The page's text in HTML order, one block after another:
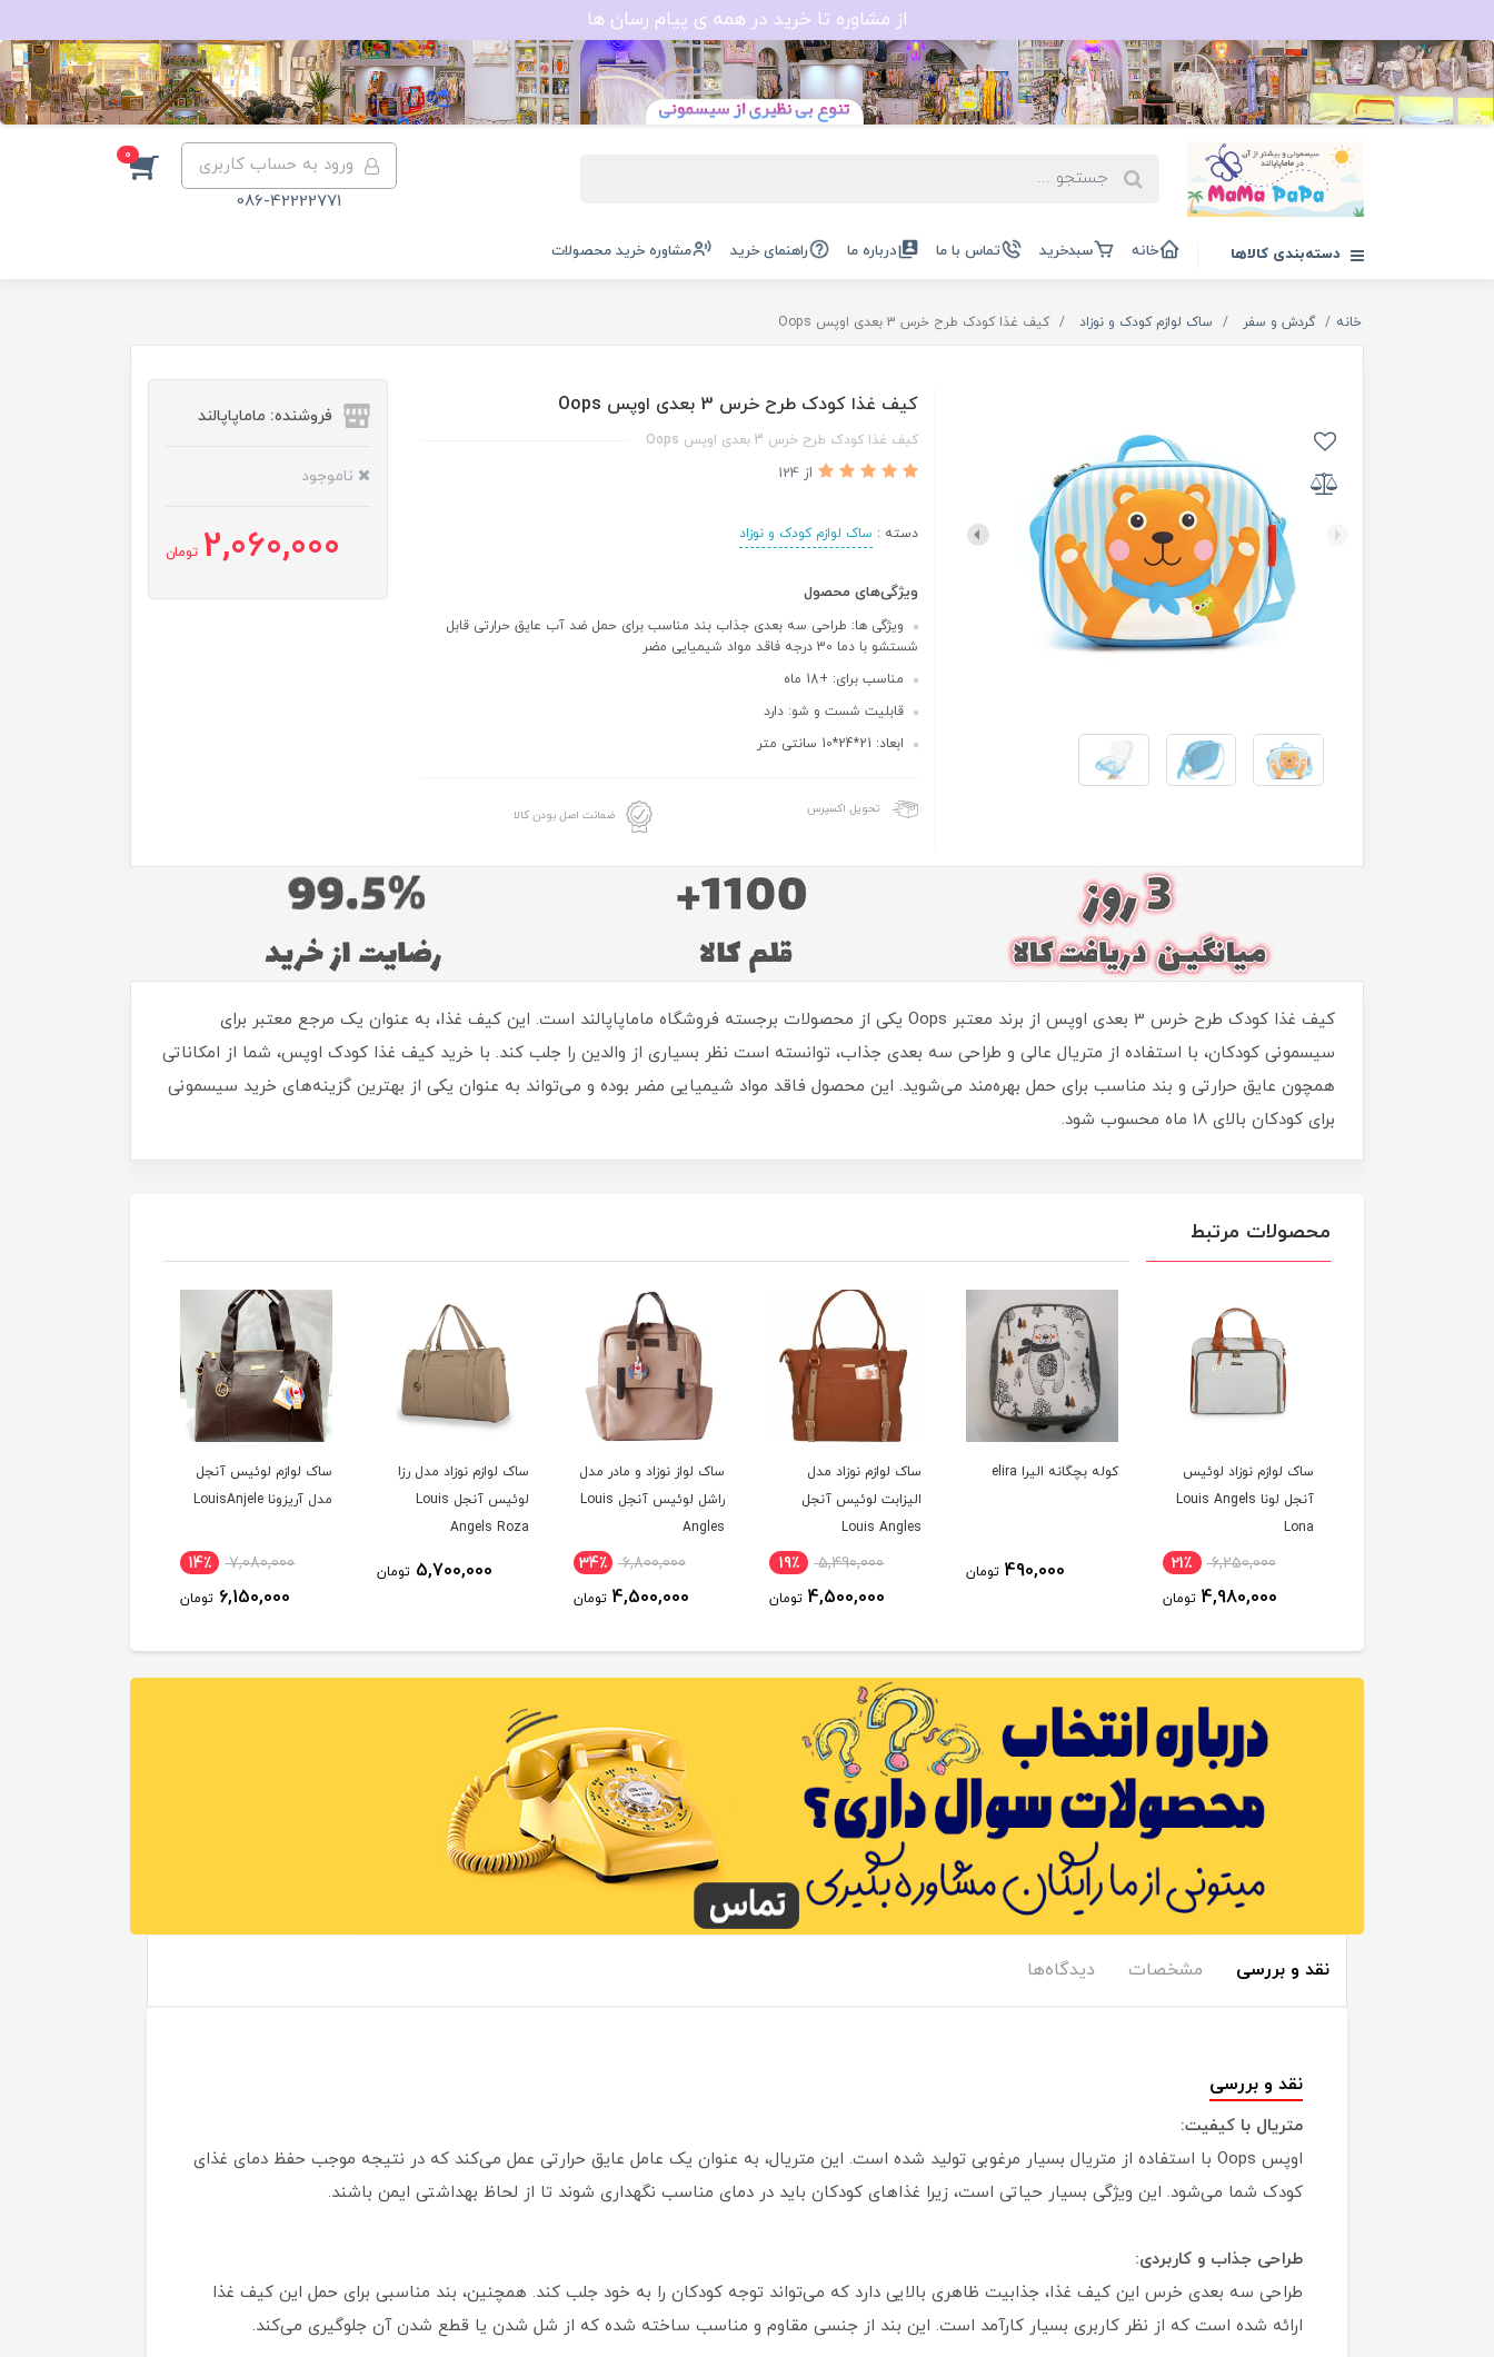
از مشاوره تا خرید در همه ی پیام رسان ها
ورود به حساب کاربری
086-42222771
0
دسته‌بندی کالاها خانه سبدخرید تماس با ما درباره ما راهنمای خرید مشاوره خرید محصولات
خانه گردش و سفر ساک لوازم کودک و نوزاد کیف غذا کودک طرح خرس 3 بعدی اوپس Oops
کیف غذا کودک طرح خرس 3 بعدی اوپس Oops
کیف غذا کودک طرح خرس 3 بعدی اوپس Oops
از 124
دسته : ساک لوازم کودک و نوزاد
ویژگی‌های محصول
ویژگی ها: طراحی سه بعدی جذاب بند مناسب برای حمل ضد آب عایق حرارتی قابل
شستشو با دما 30 درجه فاقد مواد شیمیایی مضر
مناسب برای: +18 ماه
قابلیت شست و شو: دارد
ابعاد: 21*24*10 سانتی متر
تحویل اکسپرس ضمانت اصل بودن کالا
فروشنده: ماماپاپالند
ناموجود
2,060,000 تومان
کیف غذا کودک طرح خرس 3 بعدی اوپس از برند معتبر Oops یکی از محصولات برجسته فروشگاه ماماپاپالند است. این کیف غذا، به عنوان یک مرجع معتبر برای
سیسمونی کودکان، با استفاده از متریال عالی و طراحی سه بعدی جذاب، توانسته است نظر بسیاری از والدین را جلب کند. با خرید کیف غذا کودک اوپس، شما از امکاناتی
همچون عایق حرارتی و بند مناسب برای حمل بهره‌مند می‌شوید. این محصول فاقد مواد شیمیایی مضر بوده و می‌تواند به عنوان یکی از بهترین گزینه‌های خرید سیسمونی
برای کودکان بالای 18 ماه محسوب شود.
محصولات مرتبط
ساک لوازم نوزاد لوئیس
آنجل لونا Louis Angels
Lona
6,250,000 21٪
4,980,000 تومان
کوله بچگانه الیرا elira
490,000 تومان
ساک لوازم نوزاد مدل
الیزابت لوئیس آنجل
Louis Angles
5,490,000 19٪
4,500,000 تومان
ساک لواز نوزاد و مادر مدل
راشل لوئیس آنجل Louis
Angles
6,800,000 34٪
4,500,000 تومان
ساک لوازم نوزاد مدل رزا
لوئیس آنجل Louis
Angels Roza
5,700,000 تومان
ساک لوازم لوئیس آنجل
مدل آریزونا LouisAnjele
7,080,000 14٪
6,150,000 تومان
نقد و بررسی مشخصات دیدگاه‌ها
نقد و بررسی
متریال با کیفیت:
اوپس Oops با استفاده از متریال بسیار مرغوبی تولید شده است. این متریال، به عنوان یک عامل عایق حرارتی عمل می‌کند که در نتیجه موجب حفظ دمای غذای
کودک شما می‌شود. این ویژگی بسیار حیاتی است، زیرا غذاهای کودکان باید در دمای مناسب نگهداری شوند تا از لحاظ بهداشتی ایمن باشند.
طراحی جذاب و کاربردی:
طراحی سه بعدی خرس این کیف غذا، جذابیت ظاهری بالایی دارد که می‌تواند توجه کودکان را به خود جلب کند. همچنین، بند مناسبی برای حمل این کیف غذا
ارائه شده است که از نظر کاربری بسیار کارآمد است. این بند از جنسی مقاوم و مناسب ساخته شده که از شل شدن یا قطع شدن آن جلوگیری می‌کند.